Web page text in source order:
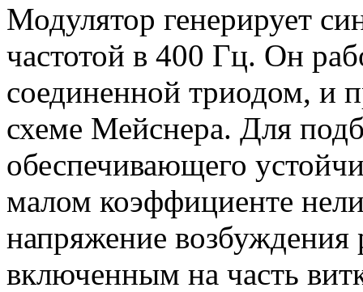
Модулятор генерирует
частотой в 400 Гц. Он
соединенной триодом, и
схеме Мейснера. Для
обеспечивающего
малом коэффициенте
напряжение возбуждения
включенным на часть